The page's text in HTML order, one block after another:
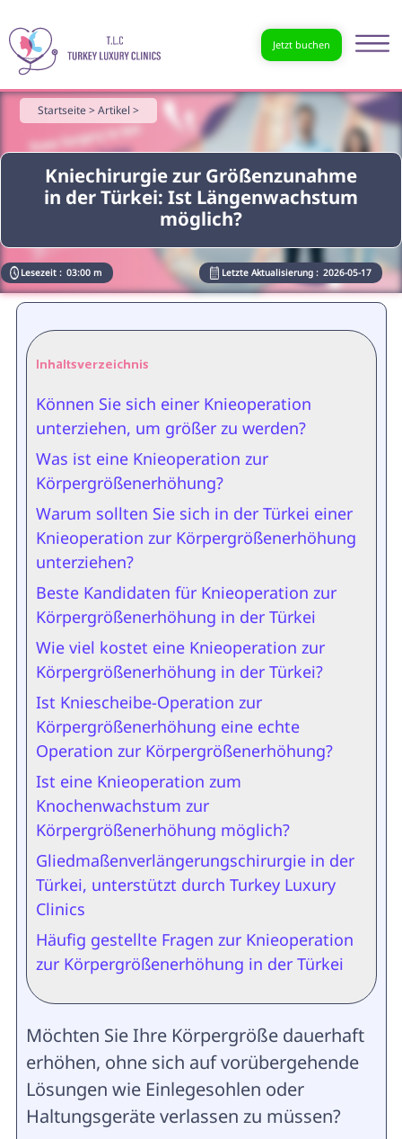
Jetzt buchen
Kniechirurgie zur Größenzunahme
in der Türkei: Ist Längenwachstum
möglich?
Startseite >Artikel >
Lesezeit : 03:00 m Letzte Aktualisierung : 2026-05-17
Inhaltsverzeichnis
Können Sie sich einer Knieoperation
unterziehen, um größer zu werden?
Was ist eine Knieoperation zur
Körpergrößenerhöhung?
Warum sollten Sie sich in der Türkei einer
Knieoperation zur Körpergrößenerhöhung
unterziehen?
Beste Kandidaten für Knieoperation zur
Körpergrößenerhöhung in der Türkei
Wie viel kostet eine Knieoperation zur
Körpergrößenerhöhung in der Türkei?
Ist Kniescheibe-Operation zur
Körpergrößenerhöhung eine echte
Operation zur Körpergrößenerhöhung?
Ist eine Knieoperation zum
Knochenwachstum zur
Körpergrößenerhöhung möglich?
Gliedmaßenverlängerungschirurgie in der
Türkei, unterstützt durch Turkey Luxury
Clinics
Häufig gestellte Fragen zur Knieoperation
zur Körpergrößenerhöhung in der Türkei
Möchten Sie Ihre Körpergröße dauerhaft
erhöhen, ohne sich auf vorübergehende
Lösungen wie Einlegesohlen oder
Haltungsgeräte verlassen zu müssen?